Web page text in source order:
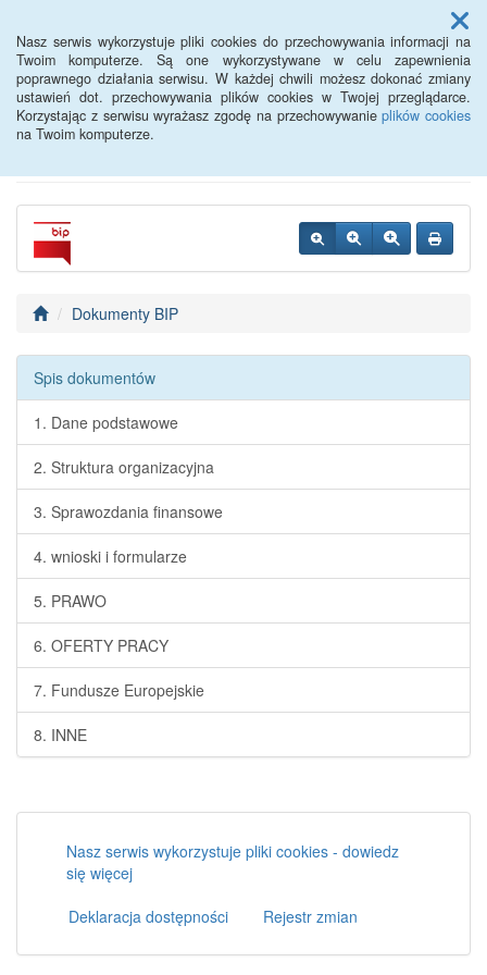
Nasz serwis wykorzystuje pliki cookies do przechowywania informacji na
Twoim komputerze. Są one wykorzystywane w celu zapewnienia
poprawnego działania serwisu. W każdej chwili możesz dokonać zmiany
ustawień dot. przechowywania plików cookies w Twojej przeglądarce.
Korzystając z serwisu wyrażasz zgodę na przechowywanieplików cookies
na Twoim komputerze.
Menu
Powiatowy Urząd Pracy w
Oławie
Dokumenty BIP
Spis dokumentów
1. Dane podstawowe
2. Struktura organizacyjna
3. Sprawozdania finansowe
4. wnioski i formularze
5. PRAWO
6. OFERTY PRACY
7. Fundusze Europejskie
8. INNE
Nasz serwis wykorzystuje pliki cookies - dowiedz
się więcej
Deklaracja dostępności
Rejestr zmian